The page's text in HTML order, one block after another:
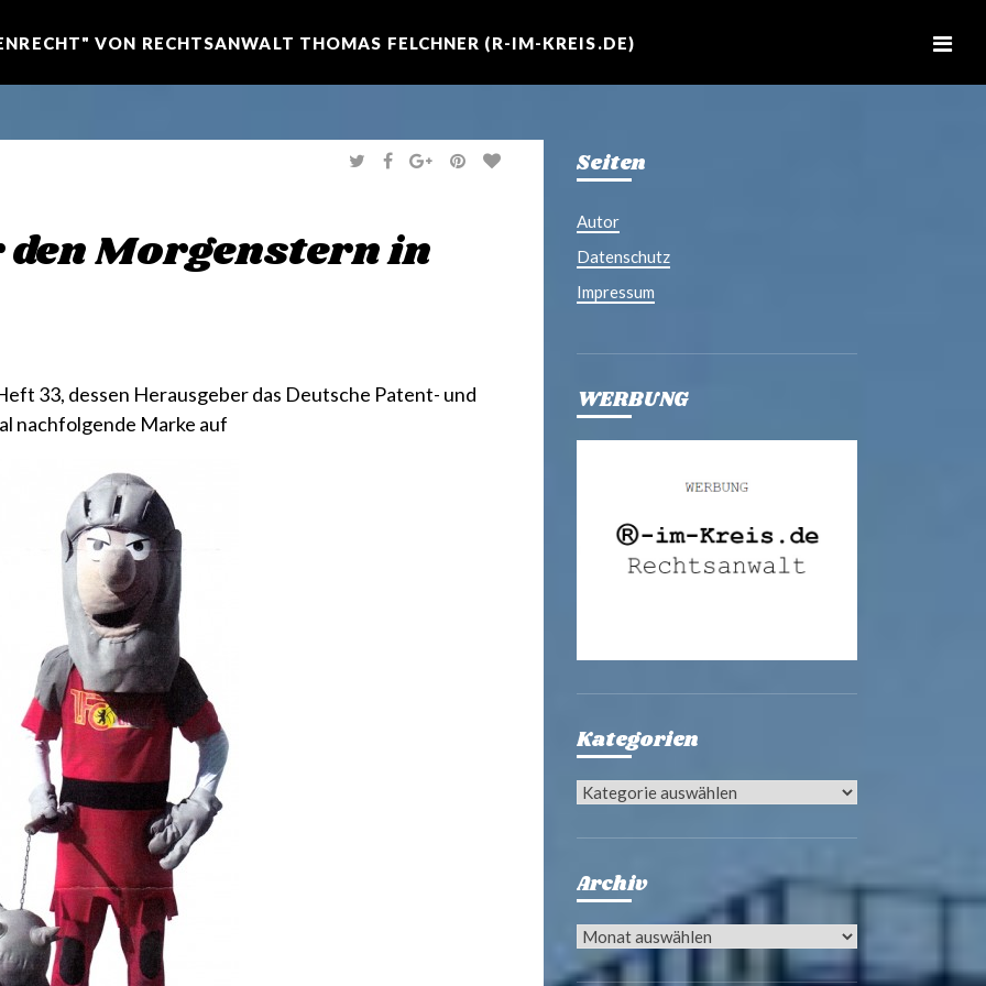
VON RECHTSANWALT THOMAS FELCHNER (R-IM-KREIS.DE)
T
W
F
A
K
G
O
P
I
Morgenstern in
33, dessen Herausgeber das Deutsche Patent- und
nachfolgende Marke auf
Seiten
Autor
Datenschutz
Impressum
WERBUNG
Kategorien
Kategorien
Archiv
Archiv